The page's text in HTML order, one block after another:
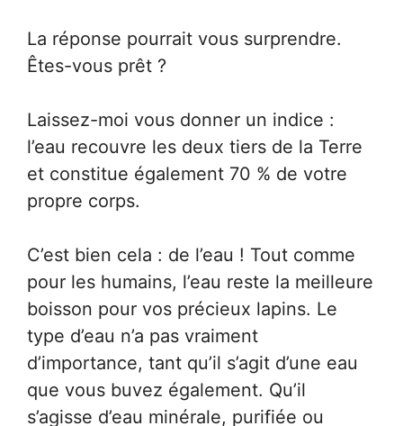
La réponse pourrait vous surprendre.
Êtes-vous prêt ?
Laissez-moi vous donner un indice :
l’eau recouvre les deux tiers de la Terre
et constitue également 70 % de votre
propre corps.
C’est bien cela : de l’eau ! Tout comme
pour les humains, l’eau reste la meilleure
boisson pour vos précieux lapins. Le
type d’eau n’a pas vraiment
d’importance, tant qu’il s’agit d’une eau
que vous buvez également. Qu’il
s’agisse d’eau minérale, purifiée ou